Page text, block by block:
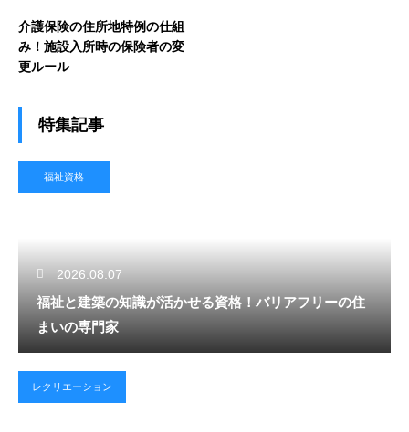
介護保険の住所地特例の仕組
み！施設入所時の保険者の変
更ルール
特集記事
福祉資格
2026.08.07
福祉と建築の知識が活かせる資格！バリアフリーの住
まいの専門家
レクリエーション